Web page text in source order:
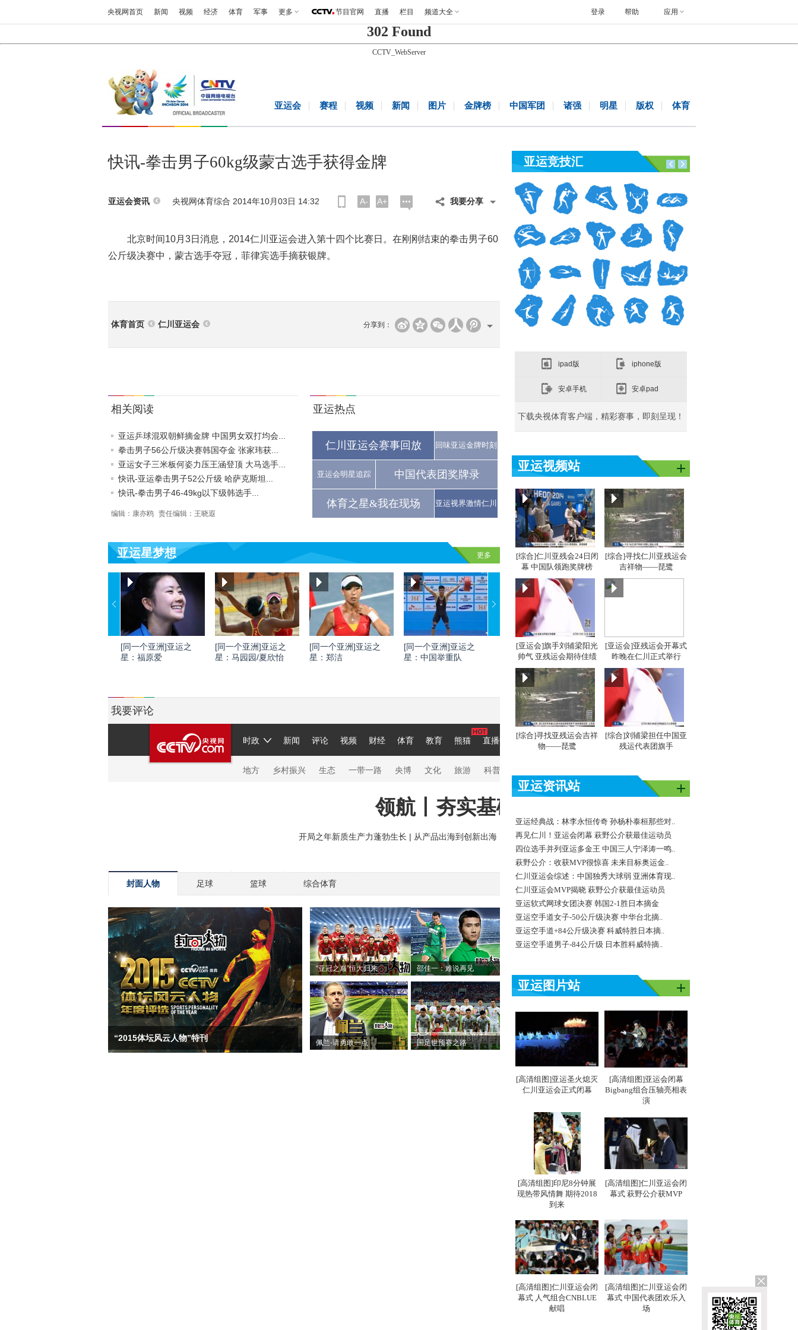
央视网首页 新闻 视频 经济 体育 军事 更多 节目官网 直播 栏目 频道大全 帮助 应用
登录
302 Found
CCTV_WebServer
亚运会 赛程 视频 新闻 图片 金牌榜 中国军团 诸强 明星 版权 体育
快讯-拳击男子60kg级蒙古选手获得金牌
亚运会资讯 央视网体育综合 2014年10月03日 14:32 A- A+ 我要分享
北京时间10月3日消息，2014仁川亚运会进入第十四个比赛日。在刚刚结束的拳击男子60
公斤级决赛中，蒙古选手夺冠，菲律宾选手摘获银牌。
体育首页 仁川亚运会 分享到：
相关阅读
亚运乒球混双朝鲜摘金牌 中国男女双打均会...
拳击男子56公斤级决赛韩国夺金 张家玮获...
亚运女子三米板何姿力压王涵登顶 大马选手...
快讯-亚运拳击男子52公斤级 哈萨克斯坦...
快讯-拳击男子46-49kg以下级韩选手...
编辑：康亦鸥 责任编辑：王晓遐
亚运热点
仁川亚运会赛事回放 回味亚运金牌时刻
亚运会明星追踪 中国代表团奖牌录
体育之星&我在现场 亚运视界激情仁川
亚运星梦想 更多
[同一个亚洲]亚运之
星：福原爱
[同一个亚洲]亚运之
星：马园园/夏欣怡
[同一个亚洲]亚运之
星：郑洁
[同一个亚洲]亚运之
星：中国举重队
[同一个亚洲]亚运之
星：刘灏
[同一个亚洲]亚运之
星：吴敏霞
我要评论
封面人物 足球 篮球 综合体育
“2015体坛风云人物”特刊
“亚冠之巅”恒大归来 邵佳一：难说再见
佩兰-请勇敢一点 国足世预赛之路
亚运竞技汇
ipad版 iphone版
安卓手机 安卓pad
下载央视体育客户端，精彩赛事，即刻呈现！
亚运视频站
[综合]仁川亚残会24日闭
幕 中国队领跑奖牌榜
[综合]寻找仁川亚残运会
吉祥物——琵鹭
[亚运会]旗手刘辅梁阳光
帅气 亚残运会期待佳绩
[亚运会]亚残运会开幕式
昨晚在仁川正式举行
[综合]寻找亚残运会吉祥
物——琵鹭
[综合]刘辅梁担任中国亚
残运代表团旗手
亚运资讯站
亚运经典战：林李永恒传奇 孙杨朴泰桓那些对..
再见仁川！亚运会闭幕 萩野公介获最佳运动员
四位选手并列亚运多金王 中国三人宁泽涛一鸣..
萩野公介：收获MVP很惊喜 未来目标奥运金..
仁川亚运会综述：中国独秀大球弱 亚洲体育现..
仁川亚运会MVP揭晓 萩野公介获最佳运动员
亚运软式网球女团决赛 韩国2-1胜日本摘金
亚运空手道女子-50公斤级决赛 中华台北摘..
亚运空手道+84公斤级决赛 科威特胜日本摘..
亚运空手道男子-84公斤级 日本胜科威特摘..
亚运图片站
[高清组图]亚运圣火熄灭
仁川亚运会正式闭幕
[高清组图]亚运会闭幕
Bigbang组合压轴亮相表
演
[高清组图]印尼8分钟展
现热带风情舞 期待2018
到来
[高清组图]仁川亚运会闭
幕式 萩野公介获MVP
[高清组图]仁川亚运会闭
幕式 人气组合CNBLUE
献唱
[高清组图]仁川亚运会闭
幕式 中国代表团欢乐入
场